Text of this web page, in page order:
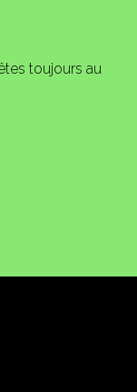
toujours au